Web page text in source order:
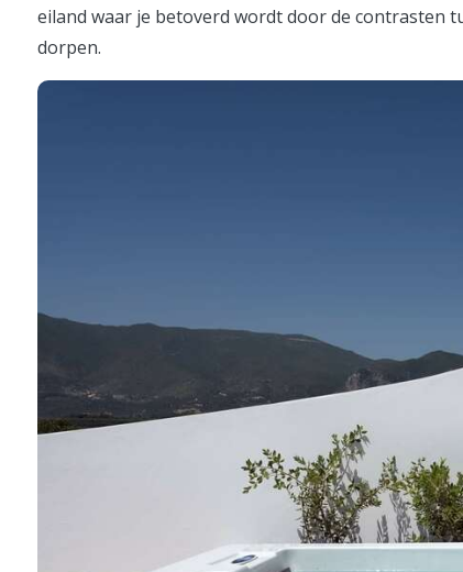
eiland waar je betoverd wordt door de contrasten
dorpen.